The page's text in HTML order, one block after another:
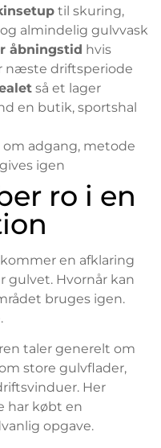
til skuring,
almindelig gulvvask
åbningstid hvis
næste driftsperiode
så et lager
en butik, sportshal
om adgang, metode
igen
ro i en
en afklaring
gulvet. Hvornår kan
bruges igen.
taler generelt om
store gulvflader,
Her
har købt en
opgave.